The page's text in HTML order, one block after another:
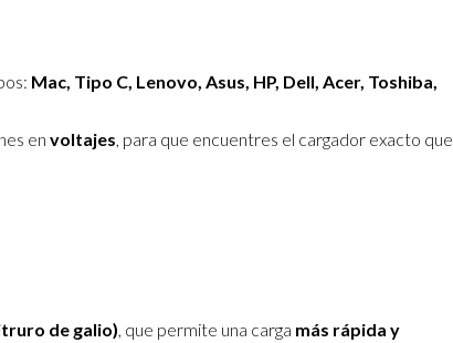
Mac, Tipo C, Lenovo, Asus, HP, Dell, Acer, Toshiba,
en voltajes, para que encuentres el cargador exacto que
de galio) , que permite una carga más rápida y